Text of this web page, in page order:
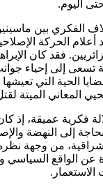
اليوم.
الفكري بين
أعلام الحركة
فقد كان
تسعى إلى إحياء
الحية التي تعيشها
المعاني الميتة
فكرية عميقة، إذ
إلى النهضة
من وجهة
عن الواقع السياسي